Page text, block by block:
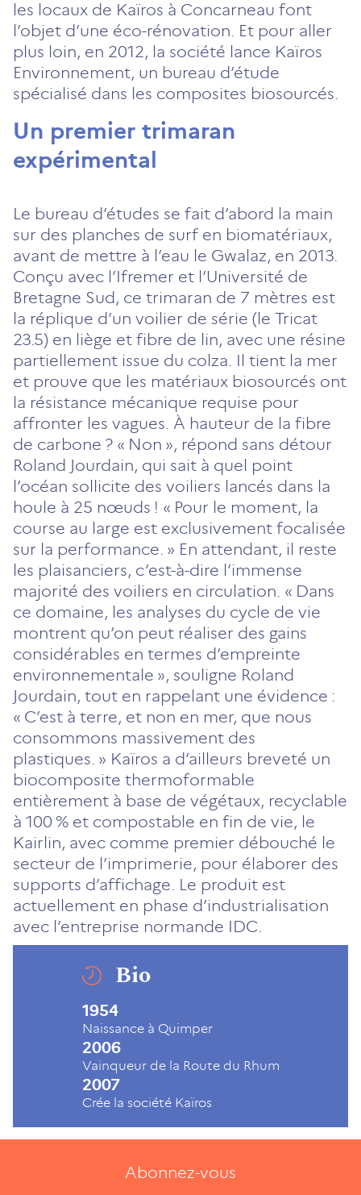
les locaux de Kaïros à Concarneau font
l’objet d’une éco-rénovation. Et pour aller
plus loin, en 2012, la société lance Kaïros
Environnement, un bureau d’étude
spécialisé dans les composites biosourcés.
Un premier trimaran
expérimental
Le bureau d’études se fait d’abord la main
sur des planches de surf en biomatériaux,
avant de mettre à l’eau le Gwalaz, en 2013.
Conçu avec l’Ifremer et l’Université de
Bretagne Sud, ce trimaran de 7 mètres est
la réplique d’un voilier de série (le Tricat
23.5) en liège et fibre de lin, avec une résine
partiellement issue du colza. Il tient la mer
et prouve que les matériaux biosourcés ont
la résistance mécanique requise pour
affronter les vagues. À hauteur de la fibre
de carbone ? « Non », répond sans détour
Roland Jourdain, qui sait à quel point
l’océan sollicite des voiliers lancés dans la
houle à 25 nœuds ! « Pour le moment, la
course au large est exclusivement focalisée
sur la performance. » En attendant, il reste
les plaisanciers, c’est-à-dire l’immense
majorité des voiliers en circulation. « Dans
ce domaine, les analyses du cycle de vie
montrent qu’on peut réaliser des gains
considérables en termes d’empreinte
environnementale », souligne Roland
Jourdain, tout en rappelant une évidence :
« C’est à terre, et non en mer, que nous
consommons massivement des
plastiques. » Kaïros a d’ailleurs breveté un
biocomposite thermoformable
entièrement à base de végétaux, recyclable
à 100 % et compostable en fin de vie, le
Kairlin, avec comme premier débouché le
secteur de l’imprimerie, pour élaborer des
supports d’affichage. Le produit est
actuellement en phase d’industrialisation
avec l’entreprise normande IDC.
Bio
1954
Naissance à Quimper
2006
Vainqueur de la Route du Rhum
2007
Crée la société Kaïros
Abonnez-vous